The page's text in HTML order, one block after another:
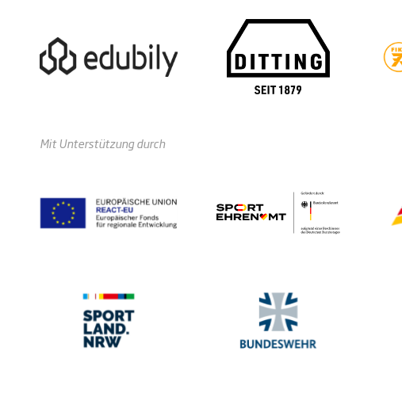
Mit Unterstützung durch